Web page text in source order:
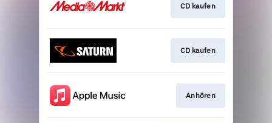
CD kaufen
CD kaufen
Anhören